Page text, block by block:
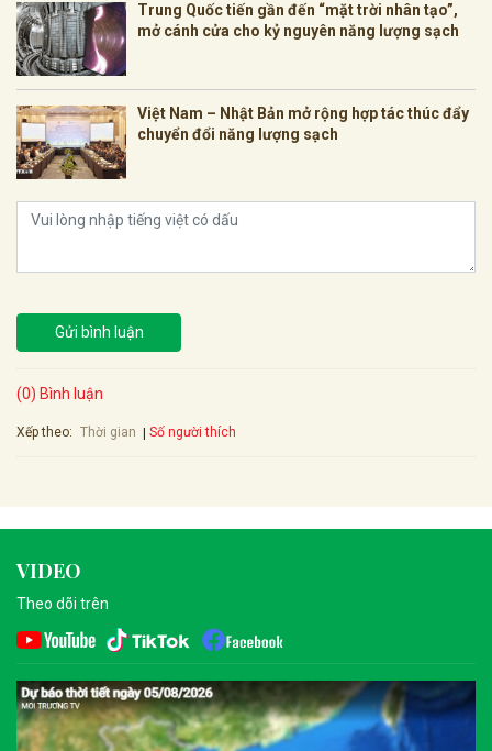
Trung Quốc tiến gần đến “mặt trời nhân tạo”,
mở cánh cửa cho kỷ nguyên năng lượng sạch
Việt Nam – Nhật Bản mở rộng hợp tác thúc đẩy
chuyển đổi năng lượng sạch
Gửi bình luận
(0) Bình luận
Xếp theo: Thời gian Số người thích
VIDEO
Theo dõi trên